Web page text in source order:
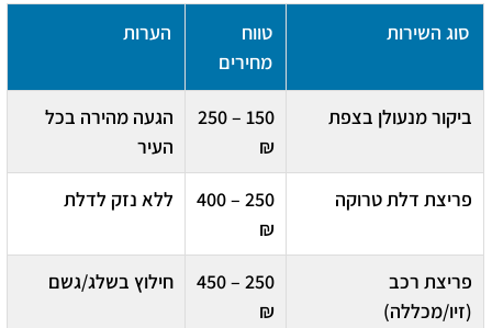
סוג השירות
טווח
מחירים
הערות
ביקור מנעולן בצפת
150 – 250
₪
הגעה מהירה בכל
העיר
פריצת דלת טרוקה
250 – 400
₪
ללא נזק לדלת
פריצת רכב
(זיו/מכללה)
250 – 450
₪
חילוץ בשלג/גשם